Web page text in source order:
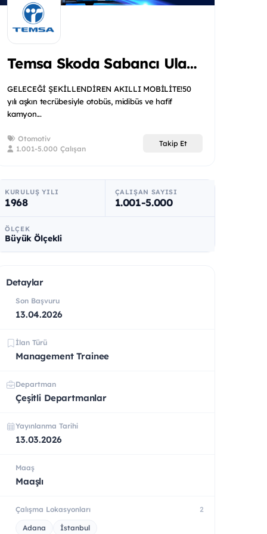
Temsa Skoda Sabancı Ulaşım Araçları
GELECEĞİ ŞEKİLLENDİREN AKILLI MOBİLİTE!50
yılı aşkın tecrübesiyle otobüs, midibüs ve hafif
kamyon...
Otomotiv
1.001-5.000 Çalışan
Takip Et
KURULUŞ YILI
1968
ÇALIŞAN SAYISI
1.001-5.000
ÖLÇEK
Büyük Ölçekli
Detaylar
Son Başvuru
13.04.2026
İlan Türü
Management Trainee
Departman
Çeşitli Departmanlar
Yayınlanma Tarihi
13.03.2026
Maaş
Maaşlı
Çalışma Lokasyonları 2
Adana İstanbul